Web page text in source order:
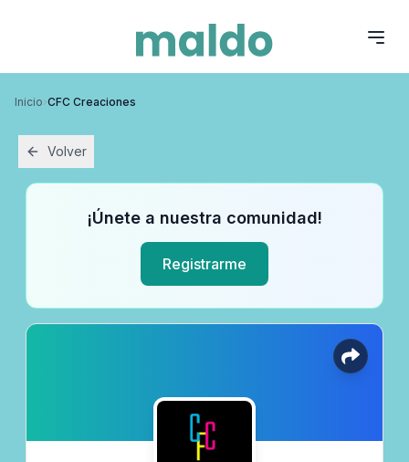
Inicio›CFC Creaciones
Volver
¡Únete a nuestra comunidad!
Registrarme